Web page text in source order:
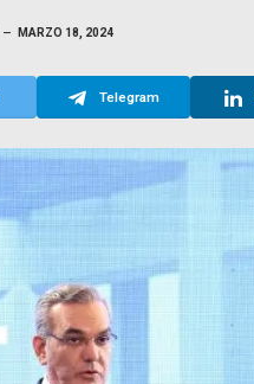
MARZO 18, 2024
Telegram